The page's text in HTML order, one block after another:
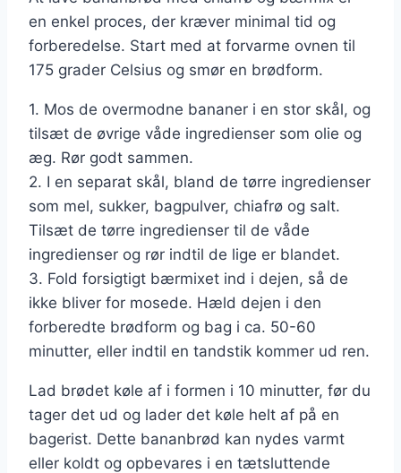
en enkel proces, der kræver minimal tid og
forberedelse. Start med at forvarme ovnen til
175 grader Celsius og smør en brødform.
1. Mos de overmodne bananer i en stor skål, og
tilsæt de øvrige våde ingredienser som olie og
æg. Rør godt sammen.
2. I en separat skål, bland de tørre ingredienser
som mel, sukker, bagpulver, chiafrø og salt.
Tilsæt de tørre ingredienser til de våde
ingredienser og rør indtil de lige er blandet.
3. Fold forsigtigt bærmixet ind i dejen, så de
ikke bliver for mosede. Hæld dejen i den
forberedte brødform og bag i ca. 50-60
minutter, eller indtil en tandstik kommer ud ren.
Lad brødet køle af i formen i 10 minutter, før du
tager det ud og lader det køle helt af på en
bagerist. Dette bananbrød kan nydes varmt
eller koldt og opbevares i en tætsluttende